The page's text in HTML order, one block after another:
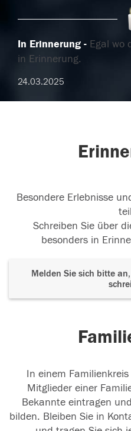
In Erinnerung
Egal wo
in Erinnerung.
24.03.2025
Besondere Erlebnisse
Schreiben Sie über
besonders in
Melden Sie sich bitte
In einem
Mitglieder einer
Bekannte eintragen
bilden. Bleiben Sie in